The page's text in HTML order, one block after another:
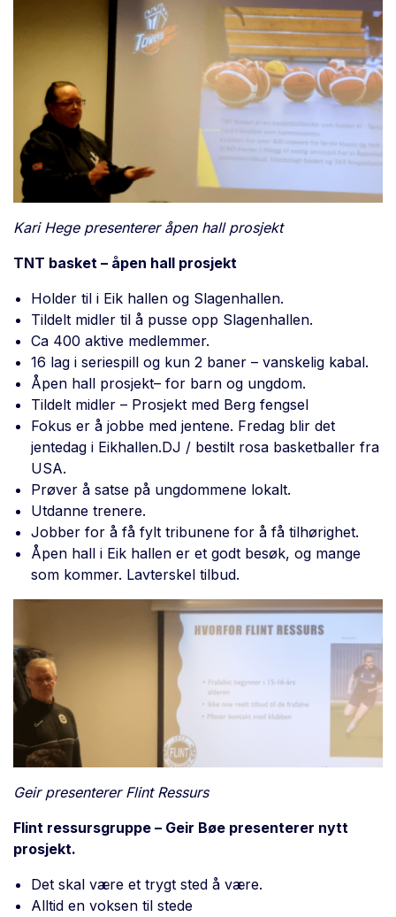
Kari Hege presenterer åpen hall prosjekt
TNT basket – åpen hall prosjekt
Holder til i Eik hallen og Slagenhallen.
Tildelt midler til å pusse opp Slagenhallen.
Ca 400 aktive medlemmer.
16 lag i seriespill og kun 2 baner – vanskelig kabal.
Åpen hall prosjekt– for barn og ungdom.
Tildelt midler – Prosjekt med Berg fengsel
Fokus er å jobbe med jentene. Fredag blir det
jentedag i Eikhallen.DJ / bestilt rosa basketballer fra
USA.
Prøver å satse på ungdommene lokalt.
Utdanne trenere.
Jobber for å få fylt tribunene for å få tilhørighet.
Åpen hall i Eik hallen er et godt besøk, og mange
som kommer. Lavterskel tilbud.
Geir presenterer Flint Ressurs
Flint ressursgruppe – Geir Bøe presenterer nytt
prosjekt.
Det skal være et trygt sted å være.
Alltid en voksen til stede